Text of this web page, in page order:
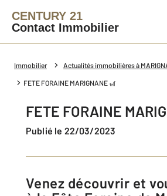
CENTURY 21
Contact Immobilier
Immobilier Actualités immobilières à
FETE FORAINE MARIGNANE 🎢
FETE FORAINE
Publié le 22/03/2023
Venez découvrir et vous amuser